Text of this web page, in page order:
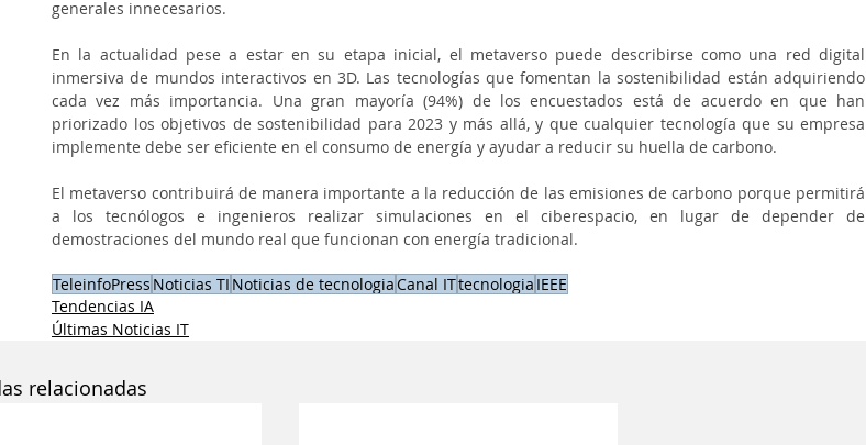
generales innecesarios.
En la actualidad pese a estar en su etapa inicial, el metaverso puede describirse como una red digital
inmersiva de mundos interactivos en 3D. Las tecnologías que fomentan la sostenibilidad están adquiriendo
cada vez más importancia. Una gran mayoría (94%) de los encuestados está de acuerdo en que han
priorizado los objetivos de sostenibilidad para 2023 y más allá, y que cualquier tecnología que su empresa
implemente debe ser eficiente en el consumo de energía y ayudar a reducir su huella de carbono.
El metaverso contribuirá de manera importante a la reducción de las emisiones de carbono porque permitirá
a los tecnólogos e ingenieros realizar simulaciones en el ciberespacio, en lugar de depender de
demostraciones del mundo real que funcionan con energía tradicional.
TeleinfoPress Noticias TI Noticias de tecnologiaCanal ITtecnologia IEEE
Tendencias IA
Últimas Noticias IT
relacionadas